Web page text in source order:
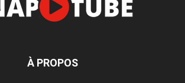
À PROPOS